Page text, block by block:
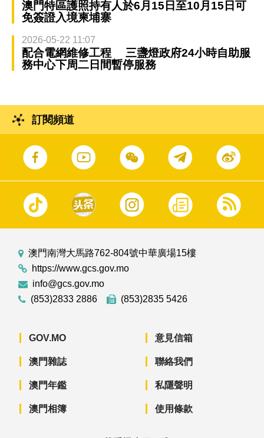
澳門特區護照持有人於6月15日至10月15日可
免簽證入境柬埔寨
2026-05-22 11:07
配合電網維修工程 三盞燈政府24小時自助服
務中心下周二日間暫停服務
訂閱頻道
澳門南灣大馬路762-804號中華廣場15樓
https://www.gcs.gov.mo
info@gcs.gov.mo
(853)2833 2886
(853)2835 5426
GOV.MO
澳門雜誌
澳門年鑑
澳門相簿
意見信箱
聯絡我們
私隱聲明
使用條款